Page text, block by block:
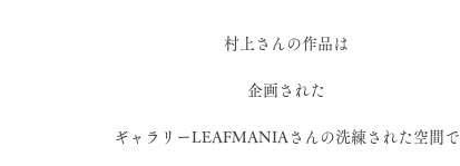
村上さんの作品は
企画された
ギャラリーLEAFMANIAさんの洗練された空間で